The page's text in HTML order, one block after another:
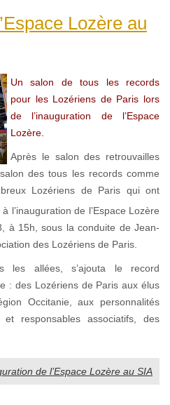
Lozère au
Un salon de tous les records
pour les Lozériens de Paris lors
de l’inauguration de l’Espace
Lozère.
Après le salon des retrouvailles
des tous les records comme
Lozériens de Paris qui ont
l’inauguration de l’Espace Lozère
à 15h, sous la conduite de Jean-
des Lozériens de Paris.
les allées, s’ajouta le record
: des Lozériens de Paris aux élus
Occitanie, aux personnalités
responsables associatifs, des
de l’Espace Lozère au SIA